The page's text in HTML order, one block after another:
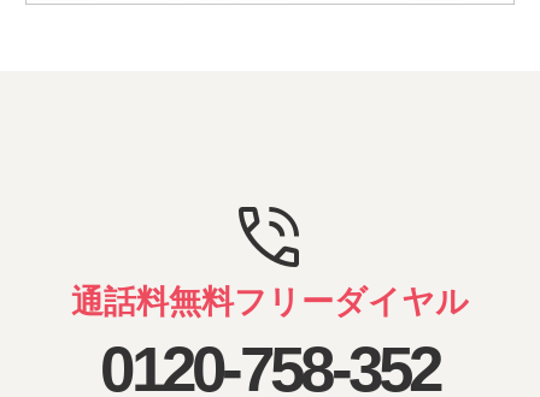
phone_in_talk
通話料無料フリーダイヤル
0120-758-352